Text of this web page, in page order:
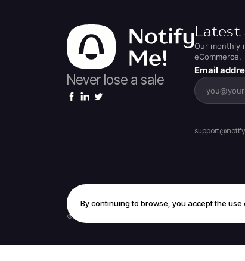
By continuing to browse, you accept the
Never lose a sale
Latest
Our monthly
eCommerce.
Email
© 2026 All rights reserved.